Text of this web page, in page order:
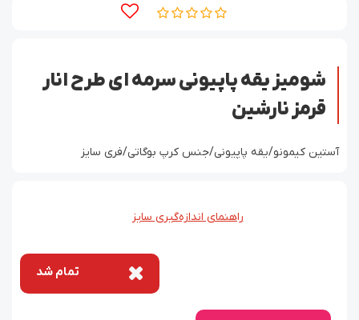
شومیز یقه پاپیونی سرمه ای طرح انار
قرمز نارشین
آستین کیمونو/یقه پاپیونی/جنس کرپ بوگاتی/فری سایز
راهنمای اندازه‌گیری سایز
تمام شد